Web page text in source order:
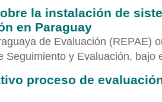
la instalación de
en Paraguay
de Evaluación (REPAE)
Seguimiento y Evaluación, bajo
proceso de